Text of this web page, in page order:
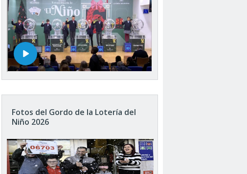
Fotos del Gordo de la Lotería del
Niño 2026